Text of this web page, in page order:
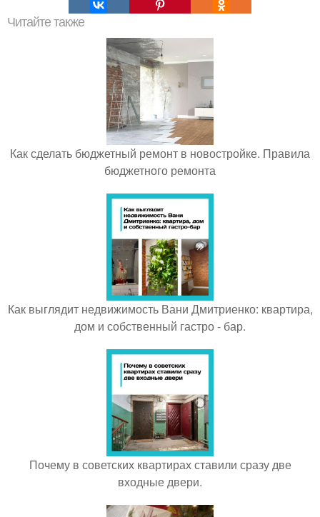
Читайте также
Как сделать бюджетный ремонт в новостройке. Правила
бюджетного ремонта
Как выглядит недвижимость Вани Дмитриенко: квартира,
дом и собственный гастро - бар.
Почему в советских квартирах ставили сразу две
входные двери.